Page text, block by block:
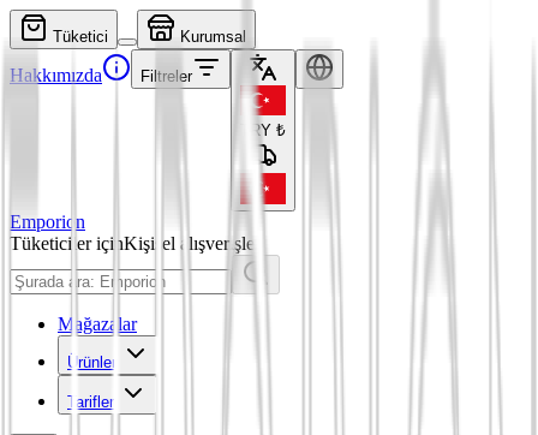
Tüketici Kurumsal
Hakkımızda Filtreler
TRY ₺
Emporion
Tüketiciler içinKişisel alışverişler
Mağazalar
Ürünler
Tarifler